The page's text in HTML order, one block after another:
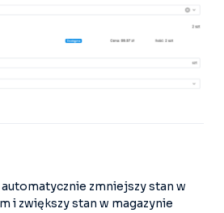
zmniejszy stan w
i zwiększy stan w magazynie